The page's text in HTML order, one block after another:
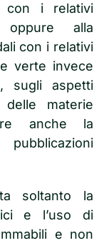
con i relativi
oppure alla
con i relativi
verte invece
sugli aspetti
materie
anche la
soltanto la
e l’uso di
e non